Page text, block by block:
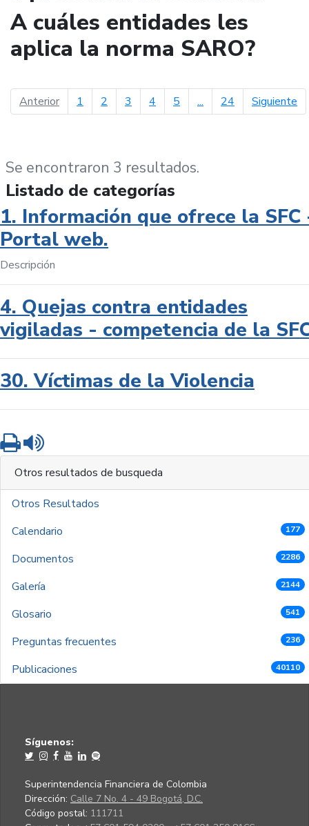
A cuáles entidades les
aplica la norma SARO?
Anteriorpágina anterior
1 2 3 4 5 ... 24 Siguiente
Se encontraron 3 resultados.
Listado de categorías
1. Información que ofrece la SFC
Portal web.
Descripción
4. Quejas contra entidades
vigiladas - competencia de la
30. Víctimas de la Violencia
Imprimir
Otros resultados de busqueda
Otros Resultados
Calendario
177
Documentos 2286
Galería 2144
Glosario 541
Preguntas frecuentes 236
Publicaciones 40110
Síguenos:
Superintendencia Financiera de Colombia
Dirección: Calle 7 No. 4 - 49 Bogotá, D.C.
Código postal: 111711